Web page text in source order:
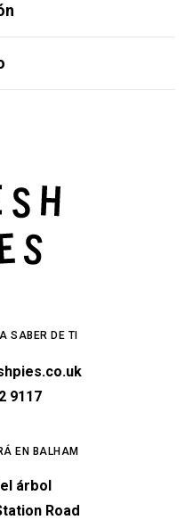
SABER DE TI
9117
EN BALHAM
árbol
Road